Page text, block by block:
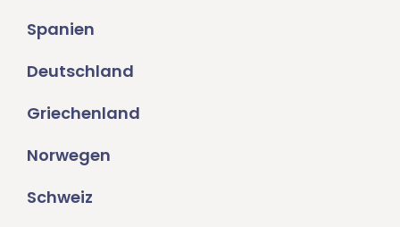
Spanien
Deutschland
Griechenland
Norwegen
Schweiz